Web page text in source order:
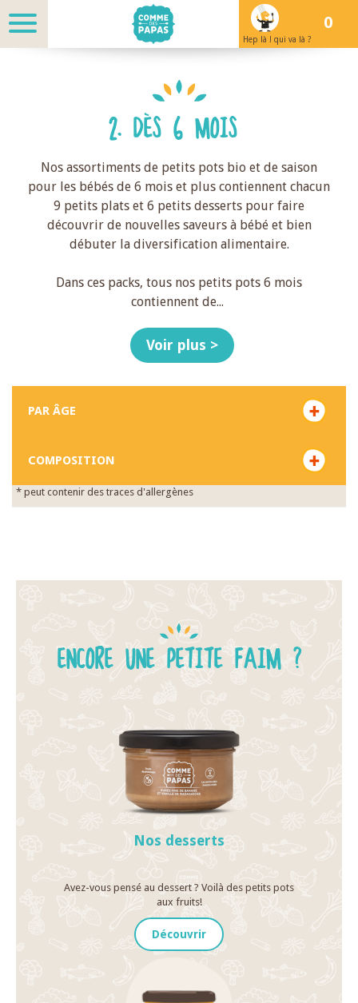
Hep là ! qui va là ?
0
2. DÈS 6 MOIS
Nos assortiments de petits pots bio et de saison
pour les bébés de 6 mois et plus contiennent chacun
9 petits plats et 6 petits desserts pour faire
découvrir de nouvelles saveurs à bébé et bien
débuter la diversification alimentaire.
Dans ces packs, tous nos petits pots 6 mois
contiennent de...
Voir plus >
PAR ÂGE
COMPOSITION
* peut contenir des traces d'allergènes
ENCORE UNE PETITE FAIM ?
Nos desserts
Avez-vous pensé au dessert ? Voilà des petits pots
aux fruits!
Découvrir